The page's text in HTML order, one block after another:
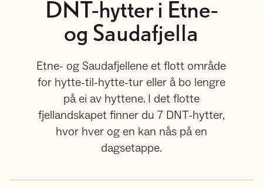
DNT-hytter i Etne-
og Saudafjella
Etne- og Saudafjellene et flott område
for hytte-til-hytte-tur eller å bo lengre
på ei av hyttene. I det flotte
fjellandskapet finner du 7 DNT-hytter,
hvor hver og en kan nås på en
dagsetappe.